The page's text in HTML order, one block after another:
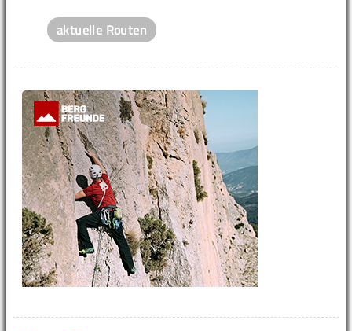
aktuelle Routen